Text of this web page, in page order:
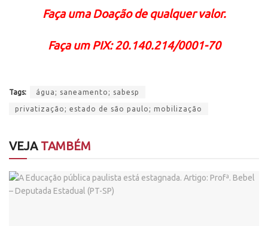
Faça uma Doação de qualquer valor.
Faça um PIX: 20.140.214/0001-70
Tags: água; saneamento; sabesp
privatização; estado de são paulo; mobilização
VEJATAMBÉM